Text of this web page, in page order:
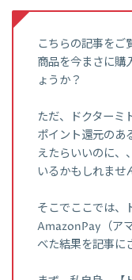
こちらの記事をご
商品を今まさに購
ょうか？
ただ、ドクターミ
ポイント還元の
えたらいいのに、
いるかもしれませ
そこでここでは、
AmazonPay（ア
べた結果を記事に